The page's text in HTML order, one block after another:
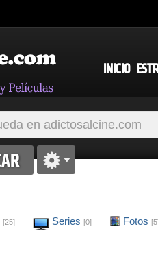
INICIO
[25] Series [0] Fotos